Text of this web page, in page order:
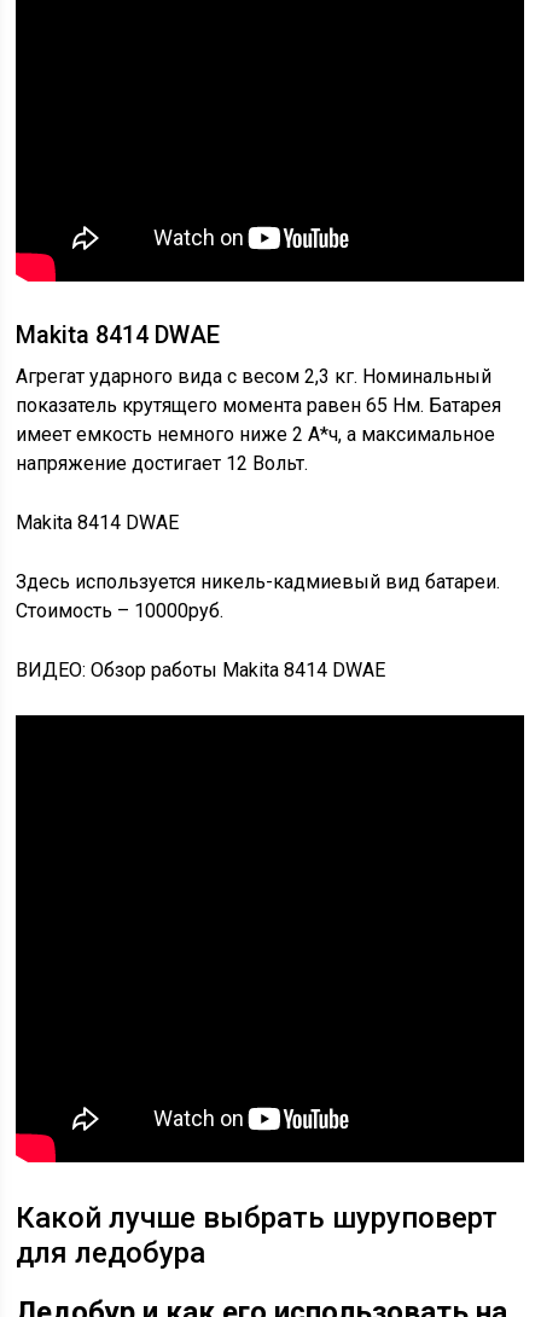
Makita 8414 DWAE
Агрегат ударного вида с весом 2,3 кг. Номинальный
показатель крутящего момента равен 65 Нм. Батарея
имеет емкость немного ниже 2 А*ч, а максимальное
напряжение достигает 12 Вольт.
Makita 8414 DWAE
Здесь используется никель-кадмиевый вид батареи.
Стоимость – 10000руб.
ВИДЕО: Обзор работы Makita 8414 DWAE
Какой лучше выбрать шуруповерт
для ледобура